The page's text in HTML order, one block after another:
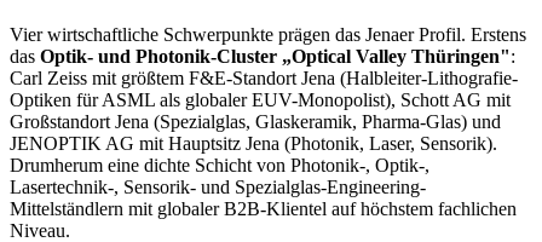
Vier wirtschaftliche Schwerpunkte prägen das Jenaer Profil. Erstens
das Optik- und Photonik-Cluster „Optical Valley Thüringen":
Carl Zeiss mit größtem F&E-Standort Jena (Halbleiter-Lithografie-
Optiken für ASML als globaler EUV-Monopolist), Schott AG mit
Großstandort Jena (Spezialglas, Glaskeramik, Pharma-Glas) und
JENOPTIK AG mit Hauptsitz Jena (Photonik, Laser, Sensorik).
Drumherum eine dichte Schicht von Photonik-, Optik-,
Lasertechnik-, Sensorik- und Spezialglas-Engineering-
Mittelständlern mit globaler B2B-Klientel auf höchstem fachlichen
Niveau.